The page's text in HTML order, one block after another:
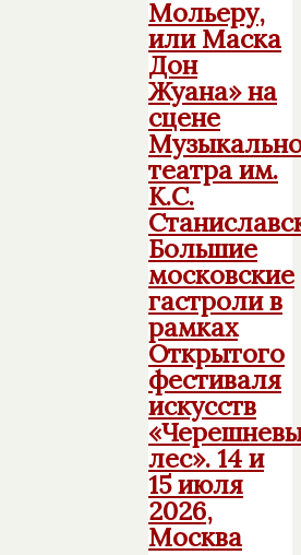
Мольеру,
или Маска
Дон
Жуана» на
сцене
театра им.
К.С.
Большие
московские
гастроли в
рамках
Открытого
фестиваля
искусств
лес». 14 и
15 июля
2026,
Москва